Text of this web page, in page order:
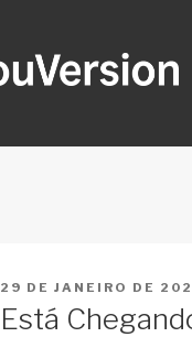
PUBLICADO
29 DE JANEIRO DE
Está